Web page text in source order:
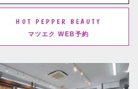
HOT PEPPER BEAUTY
マツエク WEB予約